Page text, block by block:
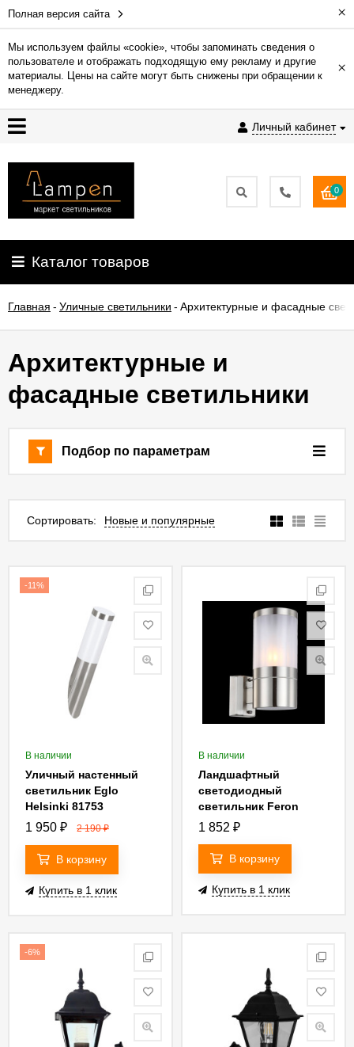
Полная версия сайта ×
Мы используем файлы «cookie», чтобы запоминать сведения о
пользователе и отображать подходящую ему рекламу и другие
материалы. Цены на сайте могут быть снижены при обращении к
менеджеру.
×
Личный кабинет
Гарантия
Доставка
и
Контакты
освещения
О
0
Каталог товаров
Главная - Уличные светильники - Архитектурные и фасадные
Архитектурные и
фасадные светильники
Подбор по параметрам
Сортировать: Новые и популярные
-11%
В наличии
Уличный настенный
светильник Eglo
Helsinki 81753
1 950 ₽ 2 190₽
В корзину
Купить в 1 клик
В наличии
Ландшафтный
светодиодный
светильник Feron
SP4111 32014
1 852 ₽
В корзину
Купить в 1 клик
-6%